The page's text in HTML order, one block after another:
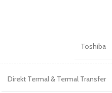
Toshiba
Direkt Termal & Termal Transfer